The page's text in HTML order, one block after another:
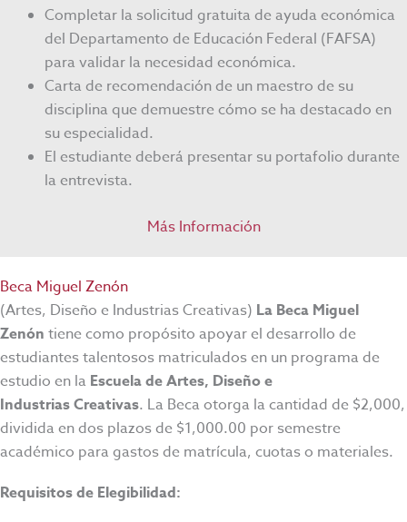
Completar la solicitud gratuita de ayuda económica
del Departamento de Educación Federal (FAFSA)
para validar la necesidad económica.
Carta de recomendación de un maestro de su
disciplina que demuestre cómo se ha destacado en
su especialidad.
El estudiante deberá presentar su portafolio durante
la entrevista.
Más Información
Beca Miguel Zenón
(Artes, Diseño e Industrias Creativas) La Beca Miguel
Zenón tiene como propósito apoyar el desarrollo de
estudiantes talentosos matriculados en un programa de
estudio en la Escuela de Artes, Diseño e
Industrias Creativas. La Beca otorga la cantidad de $2,000,
dividida en dos plazos de $1,000.00 por semestre
académico para gastos de matrícula, cuotas o materiales.
Requisitos de Elegibilidad: